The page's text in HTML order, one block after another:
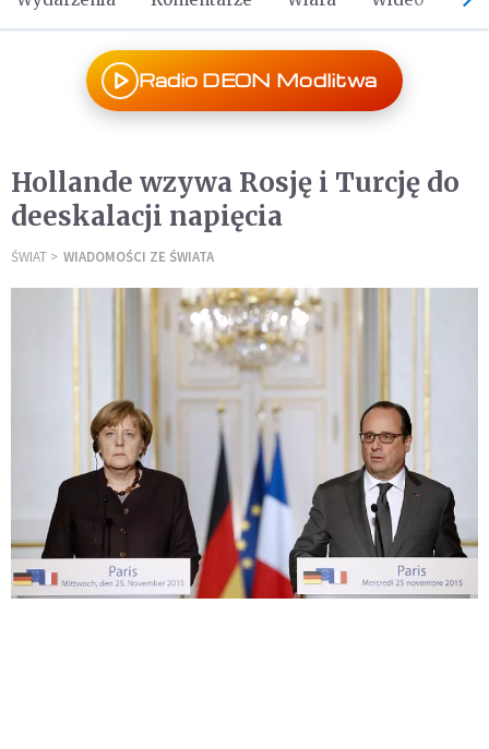
Radio DEON Modlitwa
Hollande wzywa Rosję i Turcję do
deeskalacji napięcia
ŚWIAT WIADOMOŚCI ZE ŚWIATA